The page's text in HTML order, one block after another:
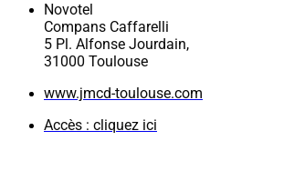
Novotel
Compans Caffarelli
5 Pl. Alfonse Jourdain,
31000 Toulouse
www.jmcd-toulouse.com
Accès : cliquez ici